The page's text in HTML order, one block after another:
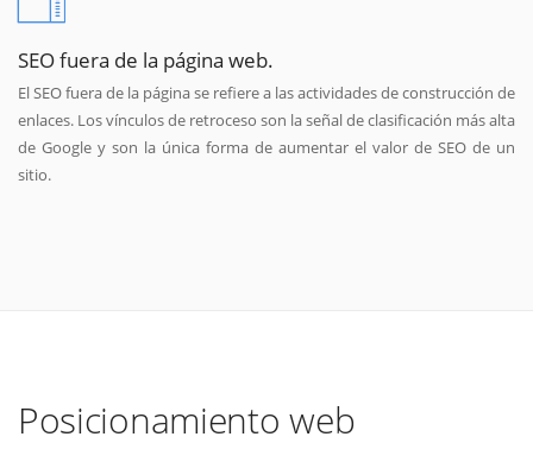
SEO fuera de la página web.
El SEO fuera de la página se refiere a las actividades de construcción de
enlaces. Los vínculos de retroceso son la señal de clasificación más alta
de Google y son la única forma de aumentar el valor de SEO de un
sitio.
Posicionamiento web